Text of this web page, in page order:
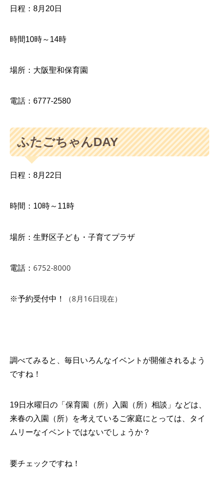
日程：8月20日
時間10時～14時
場所：大阪聖和保育園
電話：6777-2580
ふたごちゃんDAY
日程：8月22日
時間：10時～11時
場所：生野区子ども・子育てプラザ
電話： 6752-8000
※予約受付中！ （8月16日現在）
調べてみると、毎日いろんなイベントが開催されるよう
ですね！
19日水曜日の「保育園（所）入園（所）相談」などは、
来春の入園（所）を考えているご家庭にとっては、タイ
ムリーなイベントではないでしょうか？
要チェックですね！